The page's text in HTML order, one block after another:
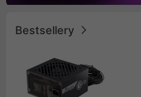
Bestsellery